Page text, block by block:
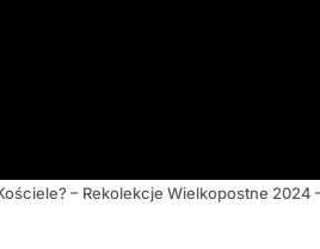
– Rekolekcje Wielkopostne 2024